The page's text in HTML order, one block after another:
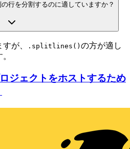
行を分割するのに適していますか？
が、 .splitlines() の方が適し
ジェクトをホストするため